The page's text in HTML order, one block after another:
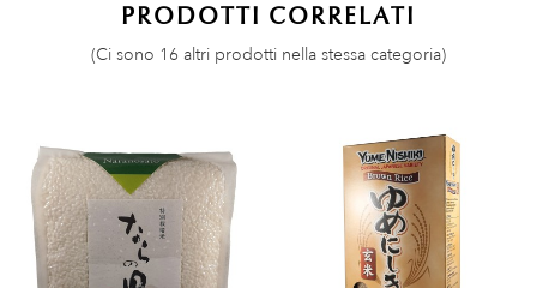
PRODOTTI CORRELATI
(Ci sono 16 altri prodotti nella stessa categoria)